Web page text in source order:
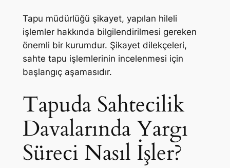
Tapu müdürlüğü şikayet, yapılan hileli
işlemler hakkında bilgilendirilmesi gereken
önemli bir kurumdur. Şikayet dilekçeleri,
sahte tapu işlemlerinin incelenmesi için
başlangıç aşamasıdır.
Tapuda Sahtecilik
Davalarında Yargı
Süreci Nasıl İşler?